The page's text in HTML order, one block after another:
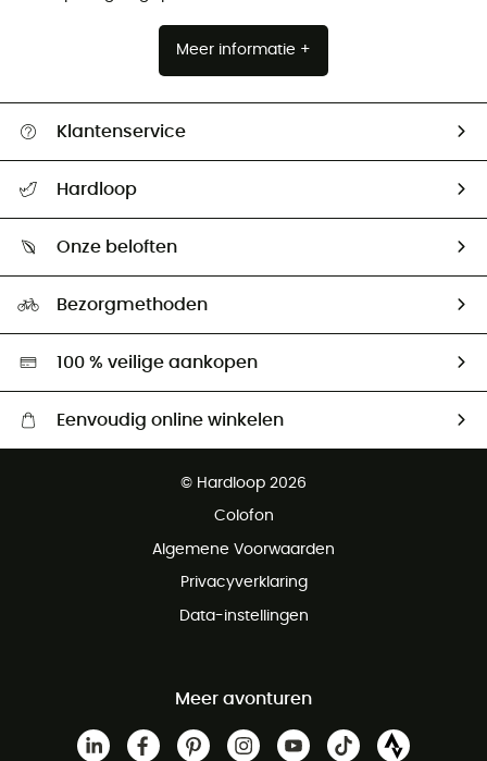
Meer informatie +
Klantenservice
Mijn zending volgen
Retourzendingen & Terugbetalingen
Hardloop
Ambassadeurs
Onze beloften
Hardgreen
Bezorgmethoden
100 % veilige aankopen
Eenvoudig online winkelen
Gratis retourneren binnen 100 dagen
© Hardloop 2026
Colofon
Algemene Voorwaarden
Privacyverklaring
Data-instellingen
Meer avonturen